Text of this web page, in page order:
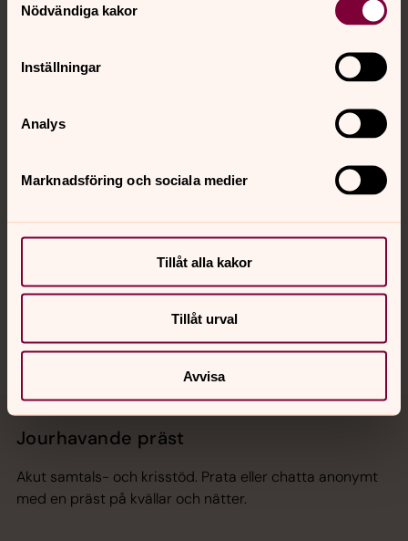
Nödvändiga kakor
Inställningar
Analys
Marknadsföring och sociala medier
Tillåt alla kakor
Tillåt urval
Avvisa
Hitta snabbt
Sociala kanaler
Jourhavande präst
Akut samtals- och krisstöd. Prata eller chatta anonymt
med en präst på kvällar och nätter.